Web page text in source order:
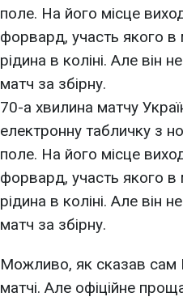
поле. На його місце
форвард, участь якого в
рідина в коліні. Але він
матч за збірну.
70-а хвилина матчу
електронну табличку з
поле. На його місце
форвард, участь якого в
рідина в коліні. Але він
матч за збірну.
Можливо, як сказав сам
матчі. Але офіційне